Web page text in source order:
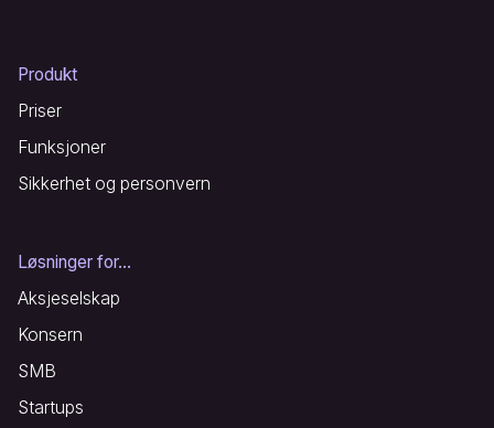
Produkt
Priser
Funksjoner
Sikkerhet og personvern
Løsninger for...
Aksjeselskap
Konsern
SMB
Startups